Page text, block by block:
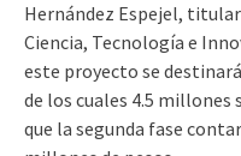
Hernández Espejel,
Ciencia, Tecnología e
este proyecto se
de los cuales 4.5
que la segunda fase